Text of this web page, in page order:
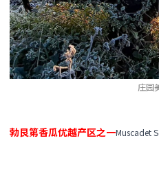
庄园
勃艮第香瓜优越产区之一Muscadet